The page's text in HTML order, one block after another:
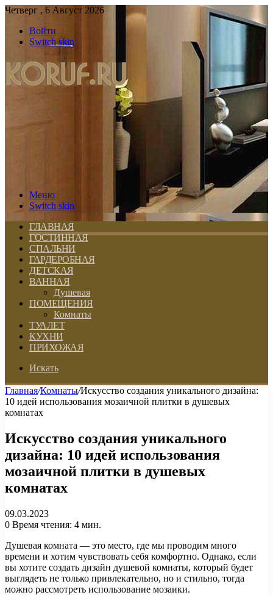
Четверг , 6 Август 2026
Войти
Switch skin
Меню
Switch skin
ГЛАВНАЯ
ГОСТИННАЯ
СПАЛЬНИ
ГАРДЕРОБНАЯ
ДЕТСКАЯ
ВАННАЯ
Душевая
ПОМЕЩЕНИЯ
Комнаты
ТУАЛЕТ
КУХНИ
ПРИХОЖАЯ
Искать
Главная/Комнаты/Искусство создания уникального дизайна:
10 идей использования мозаичной плитки в душевых
комнатах
Искусство создания уникального
дизайна: 10 идей использования
мозаичной плитки в душевых
комнатах
09.03.2023
0 Время чтения: 4 мин.
Душевая комната — это место, где мы проводим много
времени и хотим чувствовать себя комфортно. Однако, если
вы хотите создать дизайн душевой комнаты, который будет
выглядеть не только привлекательно, но и стильно, тогда
можно рассмотреть использование мозаики.